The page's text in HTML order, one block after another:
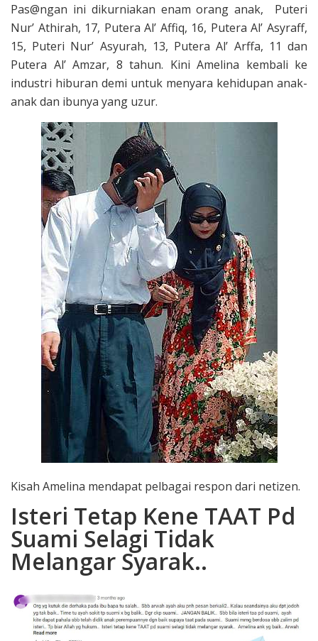
Pas@ngan ini dikurniakan enam orang anak, Puteri
Nur’ Athirah, 17, Putera Al’ Affiq, 16, Putera Al’ Asyraff,
15, Puteri Nur’ Asyurah, 13, Putera Al’ Arffa, 11 dan
Putera Al’ Amzar, 8 tahun. Kini Amelina kembali ke
industri hiburan demi untuk menyara kehidupan anak-
anak dan ibunya yang uzur.
Kisah Amelina mendapat pelbagai respon dari netizen.
Isteri Tetap Kene TAAT Pd
Suami Selagi Tidak
Melangar Syarak..